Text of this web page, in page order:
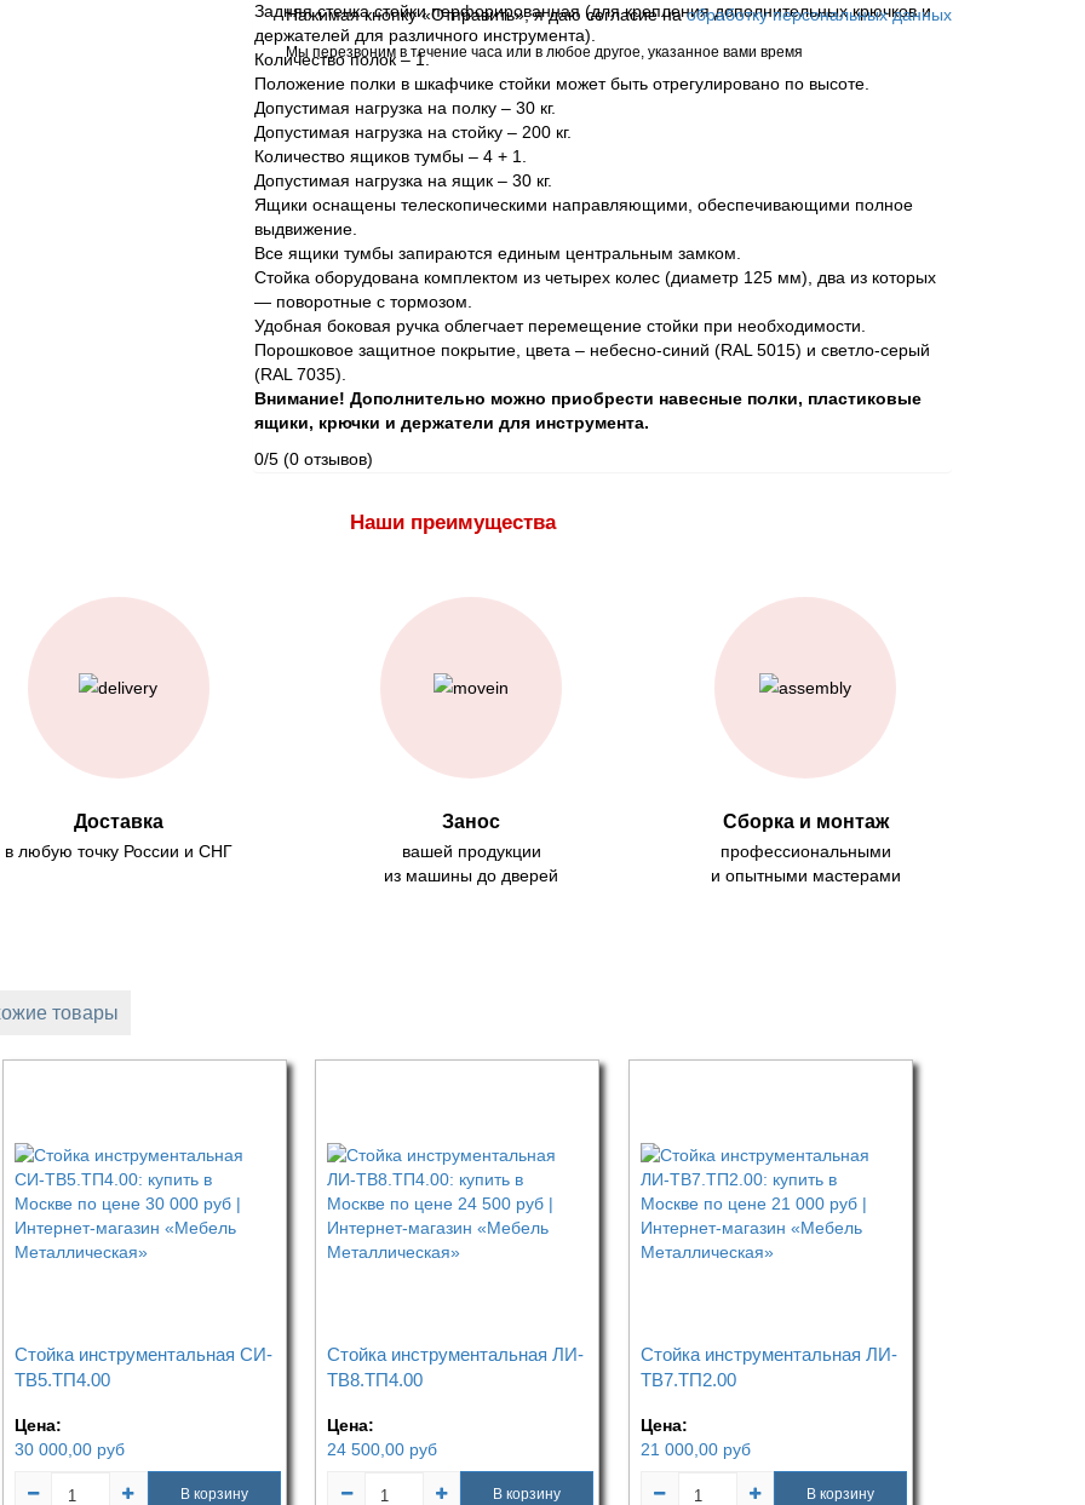
Нажимая кнопку «Отправить», я даю согласие наобработку персональных данных
Мы перезвоним в течение часа или в любое другое, указанное вами время
Задняя стенка стойки перфорированная (для крепления дополнительных крючков и
держателей для различного инструмента).
Количество полок – 1.
Положение полки в шкафчике стойки может быть отрегулировано по высоте.
Допустимая нагрузка на полку – 30 кг.
Допустимая нагрузка на стойку – 200 кг.
Количество ящиков тумбы – 4 + 1.
Допустимая нагрузка на ящик – 30 кг.
Ящики оснащены телескопическими направляющими, обеспечивающими полное
выдвижение.
Все ящики тумбы запираются единым центральным замком.
Стойка оборудована комплектом из четырех колес (диаметр 125 мм), два из которых
— поворотные с тормозом.
Удобная боковая ручка облегчает перемещение стойки при необходимости.
Порошковое защитное покрытие, цвета – небесно-синий (RAL 5015) и светло-серый
(RAL 7035).
Внимание! Дополнительно можно приобрести навесные полки, пластиковые
ящики, крючки и держатели для инструмента.
0/5 (0 отзывов)
Наши преимущества
Доставка
в любую точку России и СНГ
Занос
вашей продукции
из машины до дверей
Сборка и монтаж
профессиональными
и опытными мастерами
товары
Стойка инструментальная CИ-
ТВ5.ТП4.00
Цена:
30 000,00 руб
В корзину
Стойка инструментальная ЛИ-
ТВ8.ТП4.00
Цена:
24 500,00 руб
В корзину
Стойка инструментальная ЛИ-
ТВ7.ТП2.00
Цена:
21 000,00 руб
В корзину